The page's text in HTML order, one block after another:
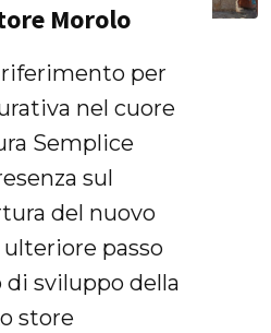
Morolo
per
nel cuore
Semplice
sul
del nuovo
passo
sviluppo della
store